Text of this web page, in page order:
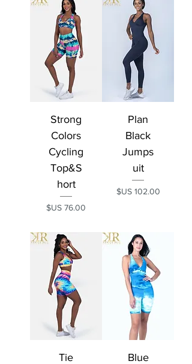
Plan
Black
Jumps
uit
السعر
Strong
Colors
Cycling
Top&S
hort
السعر
Blue
Tie